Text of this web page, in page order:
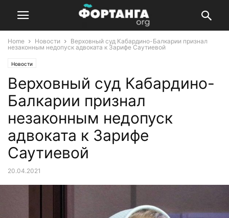
Home Новости
Верховный суд Кабардино-Балкарии признал
незаконным недопуск адвоката к Зарифе Саутиевой
Новости
Верховный суд Кабардино-
Балкарии признал
незаконным недопуск
адвоката к Зарифе
Саутиевой
20.04.2021